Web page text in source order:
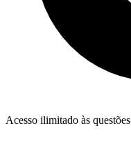
Acesso ilimitado às questões